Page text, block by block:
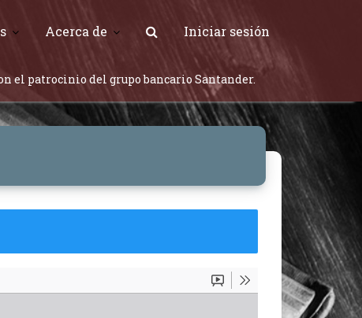
Acerca de Iniciar sesión
el patrocinio del grupo bancario Santander.